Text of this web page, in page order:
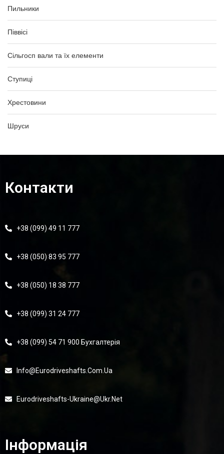
Пильники
Піввісі
Сільгосп вали та їх елементи
Ступиці
Хрестовини
Шруси
Контакти
+38 (099) 49 11 777
+38 (050) 83 95 777
+38 (050) 18 38 777
+38 (099) 31 24 777
+38 (099) 54 71 900 Бухгалтерія
Info@eurodriveshafts.com.ua
Eurodriveshafts-Ukraine@ukr.net
Інформація